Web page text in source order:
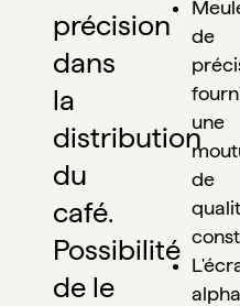
précision
dans
la
distribution
du
café.
Possibilité
de le
de
une
de